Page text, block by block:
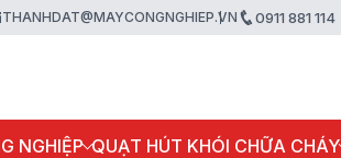
THANHDAT@MAYCONGNGHIEP.VN 0911 881 114
NGHIỆP QUẠT HÚT KHÓI CHỮA CHÁY